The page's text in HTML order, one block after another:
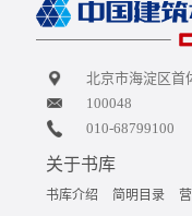
北京市海淀区首
100048
010-68799100
关于书库
书库介绍 简明目录